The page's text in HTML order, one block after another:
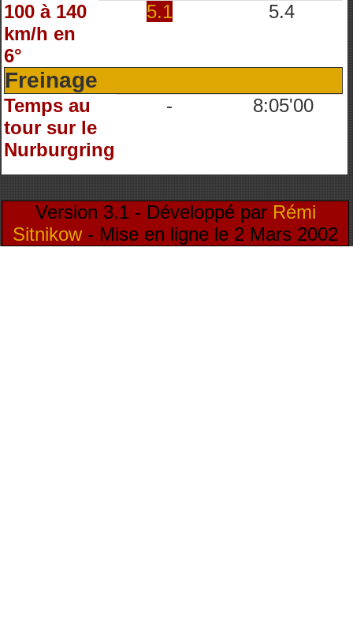
100 à 140
km/h en
6°
5.1 5.4
Freinage
Temps au
tour sur le
Nurburgring
- 8:05'00
Version 3.1 - Développé par Rémi
Sitnikow- Mise en ligne le 2 Mars 2002